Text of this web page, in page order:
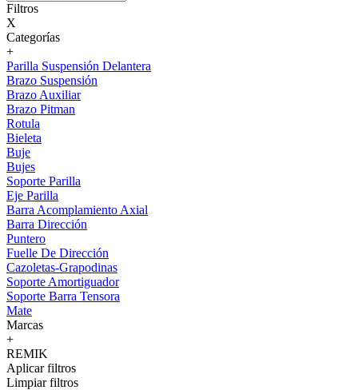
Filtros
X
Categorías
+
Parilla Suspensión Delantera
Brazo Suspensión
Brazo Auxiliar
Brazo Pitman
Rotula
Bieleta
Buje
Bujes
Soporte Parilla
Eje Parilla
Barra Acomplamiento Axial
Barra Dirección
Puntero
Fuelle De Dirección
Cazoletas-Grapodinas
Soporte Amortiguador
Soporte Barra Tensora
Mate
Marcas
+
REMIK
Aplicar filtros
Limpiar filtros